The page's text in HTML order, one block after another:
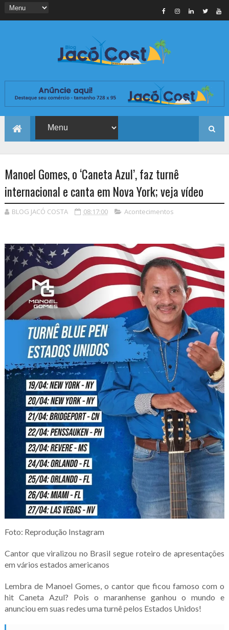
Manoel Gomes, o ‘Caneta Azul’, faz turnê
internacional e canta em Nova York; veja vídeo
BLOG JACÓ COSTA 08:17:00 Acontecimentos
Foto: Reprodução Instagram
Cantor que viralizou no Brasil segue roteiro de apresentações
em vários estados americanos
Lembra de Manoel Gomes, o cantor que ficou famoso com o
hit Caneta Azul? Pois o maranhense ganhou o mundo e
anunciou em suas redes uma turnê pelos Estados Unidos!